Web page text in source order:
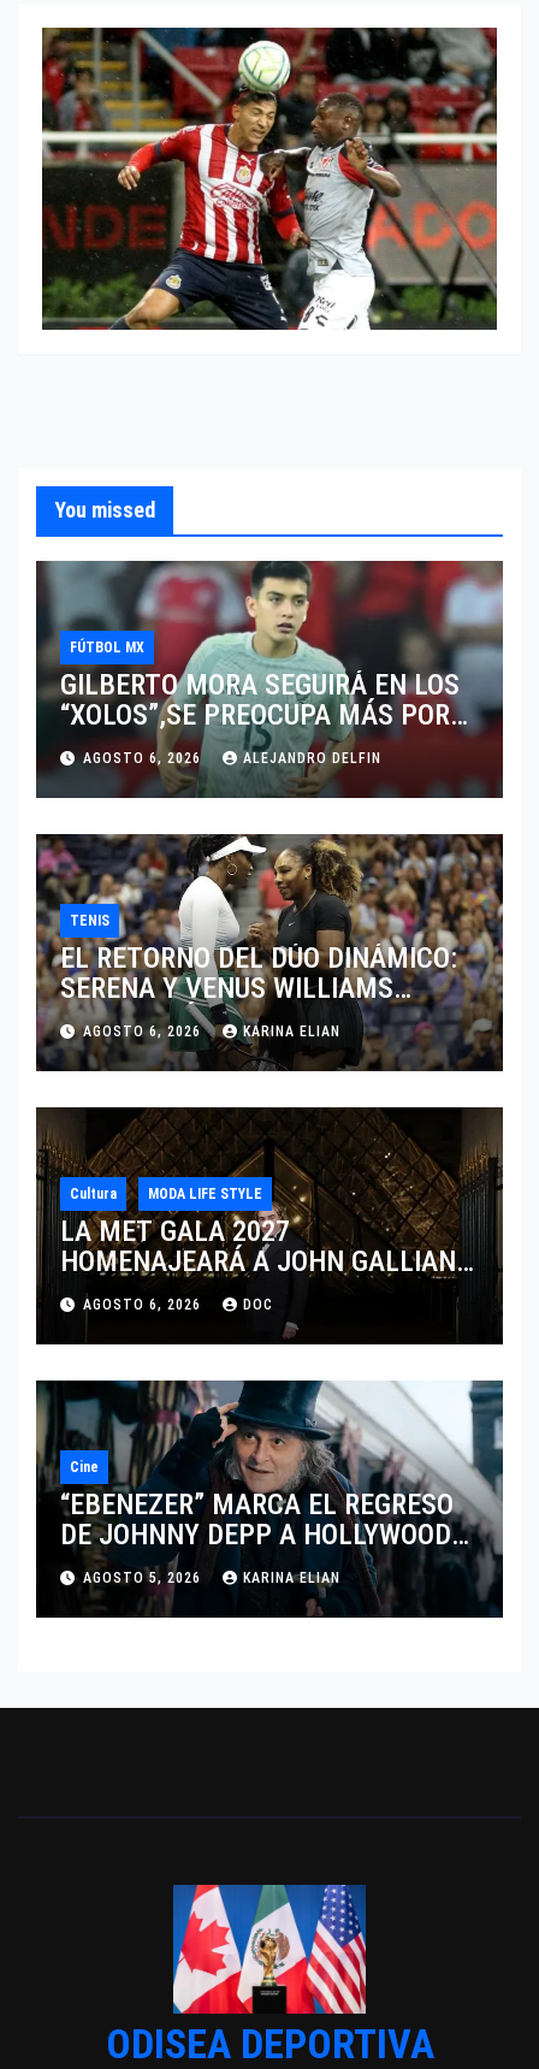
You missed
FÚTBOL MX
GILBERTO MORA SEGUIRÁ EN LOS
“XOLOS”,SE PREOCUPA MÁS POR
JUGAR EN SU EQUIPO.
AGOSTO 6, 2026 ALEJANDRO DELFIN
TENIS
EL RETORNO DEL DÚO DINÁMICO:
SERENA Y VENUS WILLIAMS
DISPUTARÁN LOS DOBLES EN
CINCINNATI 2026
AGOSTO 6, 2026 KARINA ELIAN
Cultura MODA LIFE STYLE
LA MET GALA 2027
HOMENAJEARÁ A JOHN GALLIANO
MARCANDO EL REGRESO DEL REY
DEL DRAMATISMO
AGOSTO 6, 2026 DOC
Cine
“EBENEZER” MARCA EL REGRESO
DE JOHNNY DEPP A HOLLYWOOD
TRAS SU PASO POR EL CINE
INDEPENDIENTE EUROPEO
AGOSTO 5, 2026 KARINA ELIAN
ODISEA DEPORTIVA